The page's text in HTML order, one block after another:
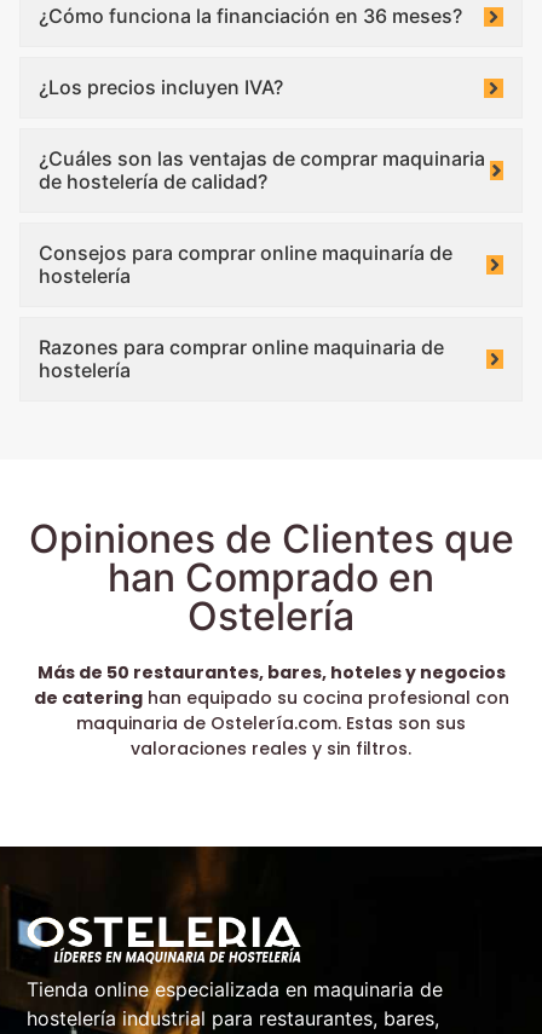
¿Cómo funciona la financiación en 36 meses?
¿Los precios incluyen IVA?
¿Cuáles son las ventajas de comprar maquinaria
de hostelería de calidad?
Consejos para comprar online maquinaría de
hostelería
Razones para comprar online maquinaria de
hostelería
Opiniones de Clientes que
han Comprado en
Ostelería
Más de 50 restaurantes, bares, hoteles y negocios
de cateringhan equipado su cocina profesional con
maquinaria de Ostelería.com. Estas son sus
valoraciones reales y sin filtros.
Tienda online especializada en maquinaria de
hostelería industrial para restaurantes, bares,